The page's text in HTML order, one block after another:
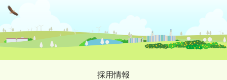
採用情報